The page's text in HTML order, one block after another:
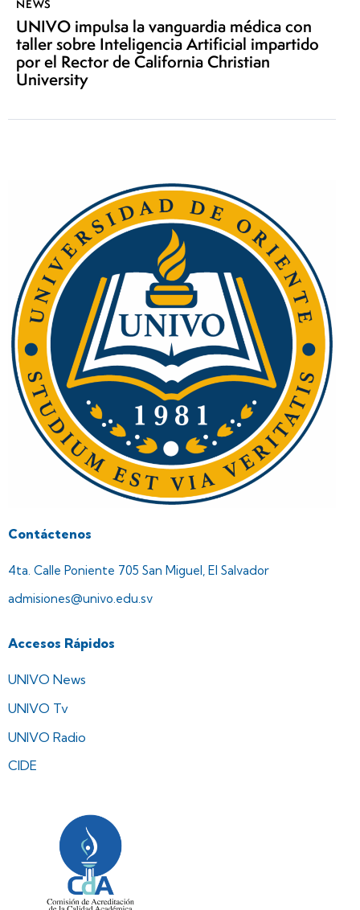
NEWS
UNIVO impulsa la vanguardia médica con
taller sobre Inteligencia Artificial impartido
por el Rector de California Christian
University
Contáctenos
4ta. Calle Poniente 705 San Miguel, El Salvador
admisiones@univo.edu.sv
Accesos Rápidos
UNIVO News
UNIVO Tv
UNIVO Radio
CIDE